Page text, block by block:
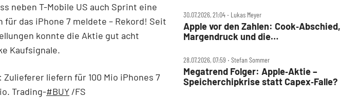
neben T-Mobile US auch Sprint eine
das iPhone 7 meldete – Rekord! Seit
konnte die Aktie gut acht
Kaufsignale.
Zulieferer liefern für 100 Mio iPhones 7
Trading-#BUY /FS
30.07.2026, 21:04 ‧ Lukas Meyer
Apple vor den Zahlen: Cook‑Abschied,
Margendruck und die
28.07.2026, 07:59 ‧ Stefan Sommer
Megatrend Folger: Apple‑Aktie –
Speicherchipkrise statt Capex‑Falle?